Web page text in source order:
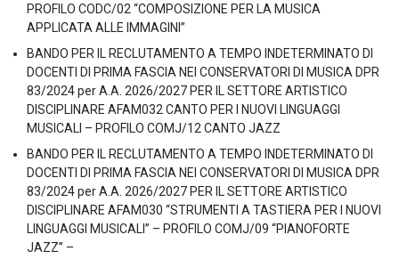
PROFILO CODC/02 “COMPOSIZIONE PER LA MUSICA
APPLICATA ALLE IMMAGINI”
BANDO PER IL RECLUTAMENTO A TEMPO INDETERMINATO DI
DOCENTI DI PRIMA FASCIA NEI CONSERVATORI DI MUSICA DPR
83/2024 per A.A. 2026/2027 PER IL SETTORE ARTISTICO
DISCIPLINARE AFAM032 CANTO PER I NUOVI LINGUAGGI
MUSICALI – PROFILO COMJ/12 CANTO JAZZ
BANDO PER IL RECLUTAMENTO A TEMPO INDETERMINATO DI
DOCENTI DI PRIMA FASCIA NEI CONSERVATORI DI MUSICA DPR
83/2024 per A.A. 2026/2027 PER IL SETTORE ARTISTICO
DISCIPLINARE AFAM030 “STRUMENTI A TASTIERA PER I NUOVI
LINGUAGGI MUSICALI” – PROFILO COMJ/09 “PIANOFORTE
JAZZ” –